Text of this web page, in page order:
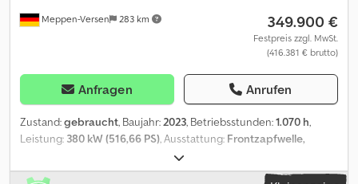
Meppen-Versen 283 km 349.900 €
Festpreis zzgl. MwSt.
(416.381 € brutto)
Anfragen Anrufen
Zustand:gebraucht, Baujahr:2023, Betriebsstunden:1.070 h,
Leistung: 380 kW (516,66 PS), Ausstattung: Frontzapfwelle,
, 1050 VARIO GEN-3 (0010) gebr. AGCO/
Fendt-Allradtraktor (0020) Kabine, Klimaanlage, Heizung, Lüftung,